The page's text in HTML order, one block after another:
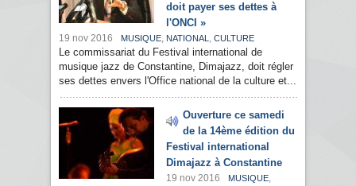
doit payer ses dettes à
l'ONCI »
19 nov 2016 MUSIQUE, NATIONAL , CULTURE
Le commissariat du Festival international de
musique jazz de Constantine, Dimajazz, doit régler
ses dettes envers l'Office national de la culture et...
Ouverture ce samedi
de la 14ème édition du
Festival international
Dimajazz à Constantine
19 nov 2016 MUSIQUE,